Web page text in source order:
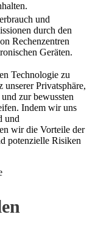
und
durch den
Rechenzentren
Geräten.
Technologie zu
unserer Privatsphäre,
zur bewussten
Indem wir uns
und
wir die Vorteile der
potenzielle Risiken